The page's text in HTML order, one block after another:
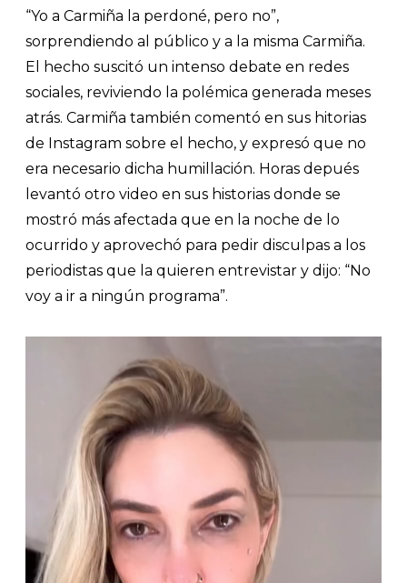
“Yo a Carmiña la perdoné, pero no”,
sorprendiendo al público y a la misma Carmiña.
El hecho suscitó un intenso debate en redes
sociales, reviviendo la polémica generada meses
atrás. Carmiña también comentó en sus hitorias
de Instagram sobre el hecho, y expresó que no
era necesario dicha humillación. Horas depués
levantó otro video en sus historias donde se
mostró más afectada que en la noche de lo
ocurrido y aprovechó para pedir disculpas a los
periodistas que la quieren entrevistar y dijo: “No
voy a ir a ningún programa”.